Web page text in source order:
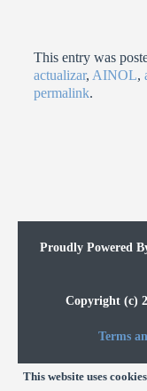
This entry was
actualizar, AINOL,
permalink.
Proudly Powered
Copyright (c)
Terms
This website uses